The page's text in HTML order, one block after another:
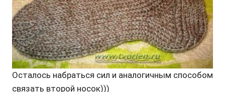
Осталось набраться сил и аналогичным способом
связать второй носок)))